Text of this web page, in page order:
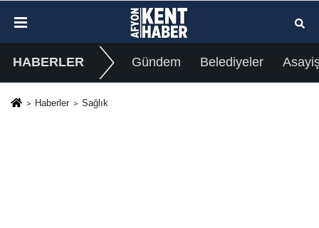
HABERLER Gündem Belediyeler
Haberler Sağlık